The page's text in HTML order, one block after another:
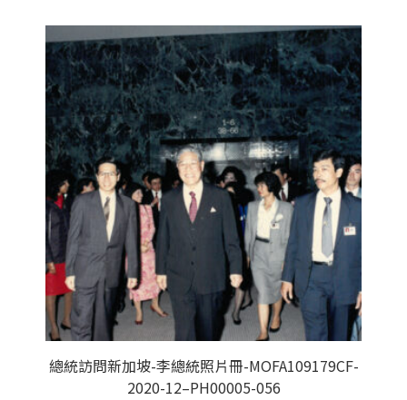
總統訪問新加坡-李總統照片冊-MOFA109179CF-
2020-12–PH00005-056